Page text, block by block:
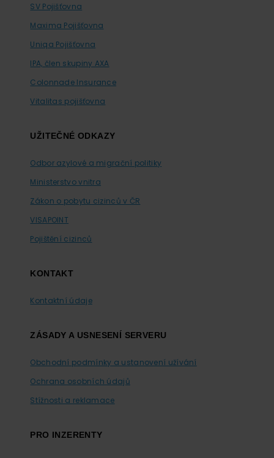
SV Pojišťovna
Maxima Pojišťovna
Uniqa Pojišťovna
IPA, člen skupiny AXA
Colonnade Insurance
Vitalitas pojišťovna
UŽITEČNÉ ODKAZY
Odbor azylové a migrační politiky
Ministerstvo vnitra
Zákon o pobytu cizinců v ČR
VISAPOINT
Pojištění cizinců
KONTAKT
Kontaktní údaje
ZÁSADY A USNESENÍ SERVERU
Obchodní podmínky a ustanovení užívání
Ochrana osobních údajů
Stížnosti a reklamace
PRO INZERENTY